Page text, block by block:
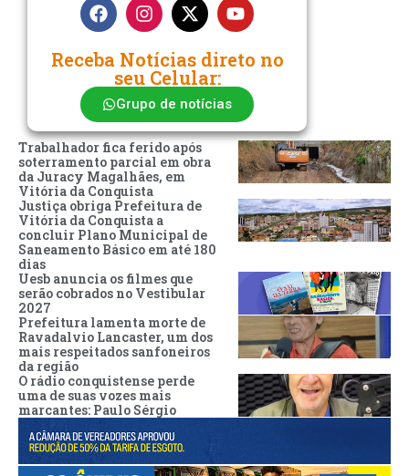
Receba Notícias direto no
seu Celular:
Grupo de notícias
Trabalhador fica ferido após
soterramento parcial em obra
da Juracy Magalhães, em
Vitória da Conquista
Justiça obriga Prefeitura de
Vitória da Conquista a
concluir Plano Municipal de
Saneamento Básico em até 180
dias
Uesb anuncia os filmes que
serão cobrados no Vestibular
2027
Prefeitura lamenta morte de
Ravadalvio Lancaster, um dos
mais respeitados sanfoneiros
da região
O rádio conquistense perde
uma de suas vozes mais
marcantes: Paulo Sérgio